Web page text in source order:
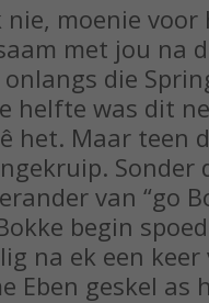
moenie voor
met jou na
die
helfte was dit
het. Maar teen
van “go
begin
na ek een keer
Eben geskel as